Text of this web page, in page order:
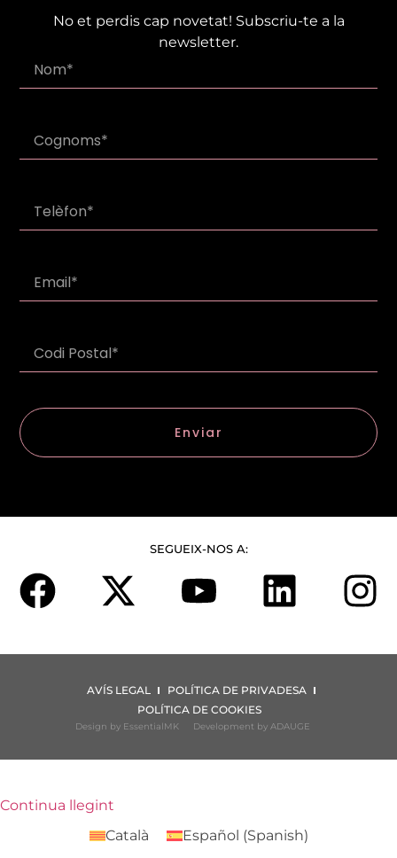
No et perdis cap novetat! Subscriu-te a la
newsletter.
Enviar
SEGUEIX-NOS A:
AVÍS LEGAL
POLÍTICA DE PRIVADESA
POLÍTICA DE COOKIES
Design by EssentialMK Development by ADAUGE
Continua llegint
Català
Español (Spanish)